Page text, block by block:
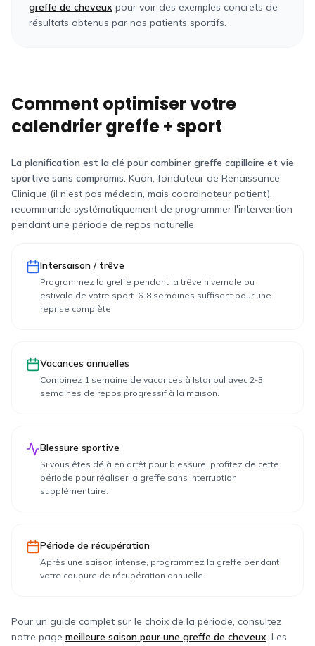
greffe de cheveux pour voir des exemples concrets de
résultats obtenus par nos patients sportifs.
Comment optimiser votre
calendrier greffe + sport
La planification est la clé pour combiner greffe capillaire et vie
sportive sans compromis. Kaan, fondateur de Renaissance
Clinique (il n'est pas médecin, mais coordinateur patient),
recommande systématiquement de programmer l'intervention
pendant une période de repos naturelle.
Intersaison / trêve
Programmez la greffe pendant la trêve hivernale ou
estivale de votre sport. 6-8 semaines suffisent pour une
reprise complète.
Vacances annuelles
Combinez 1 semaine de vacances à Istanbul avec 2-3
semaines de repos progressif à la maison.
Blessure sportive
Si vous êtes déjà en arrêt pour blessure, profitez de cette
période pour réaliser la greffe sans interruption
supplémentaire.
Période de récupération
Après une saison intense, programmez la greffe pendant
votre coupure de récupération annuelle.
Pour un guide complet sur le choix de la période, consultez
notre page meilleure saison pour une greffe de cheveux. Les